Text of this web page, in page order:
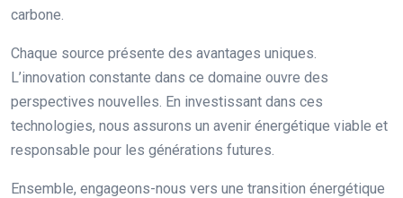
carbone.
Chaque source présente des avantages uniques.
L’innovation constante dans ce domaine ouvre des
perspectives nouvelles. En investissant dans ces
technologies, nous assurons un avenir énergétique viable et
responsable pour les générations futures.
Ensemble, engageons-nous vers une transition énergétique